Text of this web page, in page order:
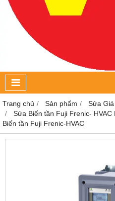
Trang chủ Sản phẩm
Sửa
Sửa Biến tần Fuji Frenic- HVAC
Biến tần Fuji Frenic-HVAC